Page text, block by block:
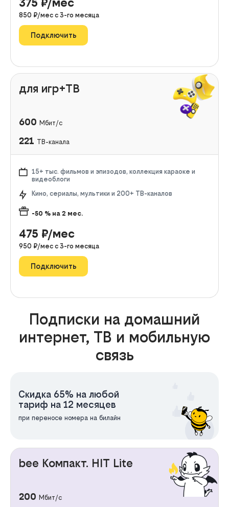
850 ₽/мес с 3-го месяца
Подключить
для игр+ТВ
600 Мбит/с
221 ТВ-канала
15+ тыс. фильмов и эпизодов, коллекция караоке и
видеоблоги
Кино, сериалы, мультики и 200+ ТВ-каналов
-50 % на 2 мес.
475 ₽/мес
950 ₽/мес с 3-го месяца
Подключить
Подписки на домашний
интернет, ТВ и мобильную
связь
Скидка 65% на любой
тариф на 12 месяцев
при переносе номера на билайн
bee Компакт. HIT Lite
200 Мбит/с